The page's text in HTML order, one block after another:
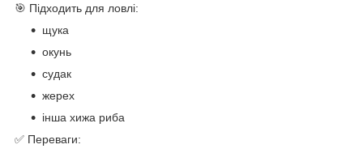
🎯 Підходить для ловлі:
щука
окунь
судак
жерех
інша хижа риба
✅ Переваги: